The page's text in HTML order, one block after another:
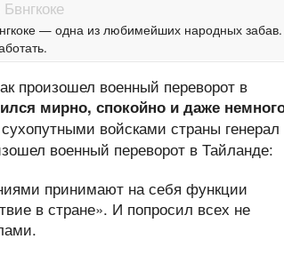
— одна из любимейших народных
произошел военный переворот в
мирно, спокойно и даже
войсками страны генерал
военный переворот в Тайланде:
принимают на себя функции
в стране». И попросил всех не